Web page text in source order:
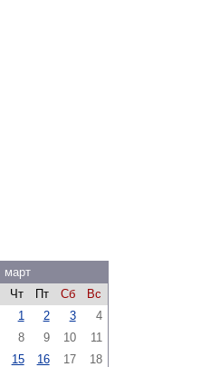
март
Чт Пт Сб
Вс
1
2 3
4
8 9 10
11
15 16 17
18